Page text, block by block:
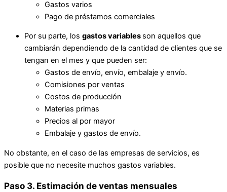
Gastos varios
Pago de préstamos comerciales
Por su parte, los gastos variables son aquellos que
cambiarán dependiendo de la cantidad de clientes que se
tengan en el mes y que pueden ser:
Gastos de envío, envío, embalaje y envío.
Comisiones por ventas
Costos de producción
Materias primas
Precios al por mayor
Embalaje y gastos de envío.
No obstante, en el caso de las empresas de servicios, es
posible que no necesite muchos gastos variables.
Paso 3. Estimación de ventas mensuales